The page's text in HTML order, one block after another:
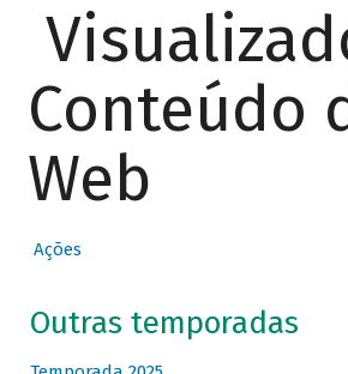
Conteúdo
Web
Ações
Outras temporadas